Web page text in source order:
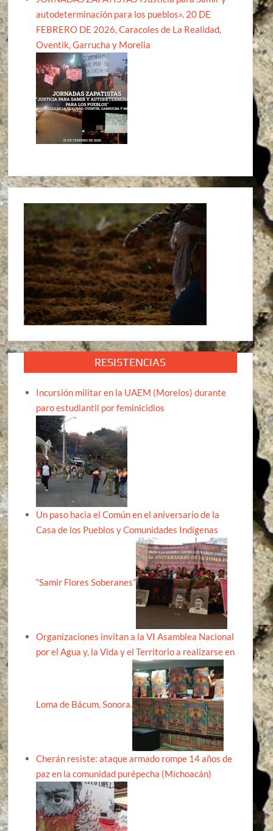
autodeterminación para los pueblos». 20 DE
FEBRERO DE 2026, Caracoles de La Realidad,
Oventik, Garrucha y Morelia
RESISTENCIAS
Incursión militar en la UAEM (Morelos) durante
paro estudiantil por feminicidios
Un paso hacia el Común en el aniversario de la
Casa de los Pueblos y Comunidades Indígenas
“Samir Flores Soberanes”
Organizaciones invitan a la VI Asamblea Nacional
por el Agua y, la Vida y el Territorio a realizarse en
Loma de Bácum, Sonora.
Cherán resiste: ataque armado rompe 14 años de
paz en la comunidad purépecha (Michoacán)